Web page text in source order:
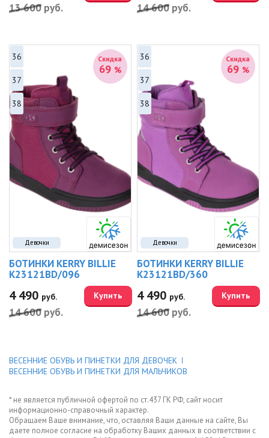
13 600 руб. 14 600 руб.
Девочки
Скидка
69 %
36
37
38
БОТИНКИ KERRY BILLIE
K23121BD/096
4 490 руб.
14 600 руб.
Купить
Девочки
Скидка
69 %
36
37
38
БОТИНКИ KERRY BILLIE
K23121BD/360
4 490 руб.
14 600 руб.
Купить
ВЕСЕННИЕ ОБУВЬ И ПИНЕТКИ ДЛЯ ДЕВОЧЕК
ВЕСЕННИЕ ОБУВЬ И ПИНЕТКИ ДЛЯ МАЛЬЧИКОВ
* не является публичной офертой по ст.437 ГК РФ, сайт носит
информационно-справочный характер.
Обращаем Ваше внимание, что, оставляя Ваши данные на сайте, Вы
даете полное согласие на обработку Ваших данных в соответствии с